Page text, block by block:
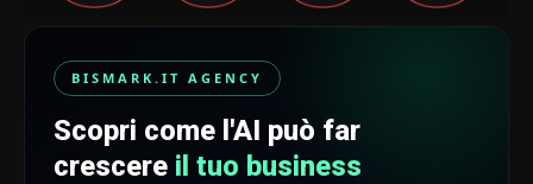
BISMARK.IT AGENCY
Scopri come l'AI può far
crescere il tuo business